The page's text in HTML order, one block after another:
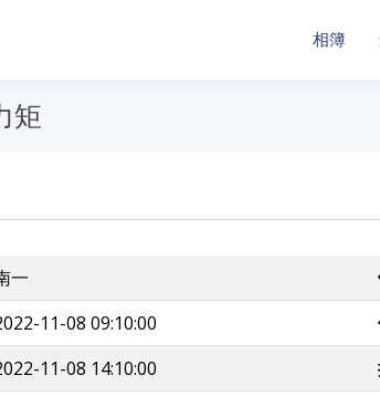
相簿
矩
一
11-08 09:10:00
11-08 14:10:00